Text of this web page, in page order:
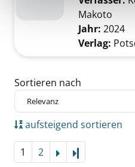
Makoto
Jahr: 2024
Verlag:
Zu den Suchfiltern springen
Sortieren nach
aufsteigend sortieren
1 2